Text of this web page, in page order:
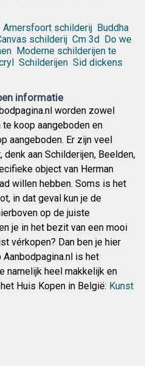
Amersfoort schilderij Buddha
schilderij Cm 3d
Do we
Moderne schilderijen te
Schilderijen Sid dickens
informatie
worden zowel
koop aangeboden en
aangeboden. Er zijn veel
aan Schilderijen, Beelden,
object van Herman
willen hebben. Soms is het
in dat geval kun je de
op de juiste
je in het bezit van een mooi
vérkopen? Dan ben je hier
is het
namelijk heel makkelijk en
Huis Kopen in België: Kunst